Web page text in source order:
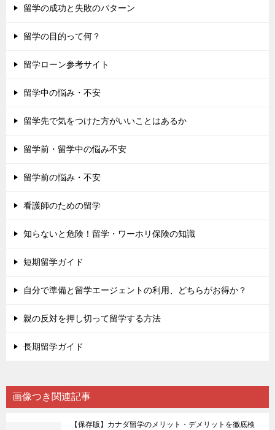
留学の成功と失敗のパターン
留学の目的って何？
留学ローン参考サイト
留学中の悩み・不安
留学先で気をつけた方がいいことはあるか
留学前・留学中の悩み不安
留学前の悩み・不安
看護師のための留学
知らないと危険！留学・ワーホリ保険の知識
短期留学ガイド
自分で準備と留学エージェントの利用、どちらがお得か？
親の反対を押し切って留学する方法
長期留学ガイド
画像つき関連記事
【保存版】カナダ留学のメリット・デメリットを徹底検